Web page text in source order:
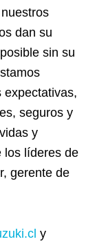
dan su
sin su
expectativas,
seguros y
y
los líderes de
gerente de
y